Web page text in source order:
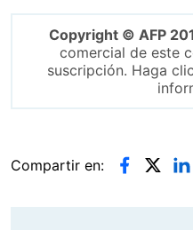
Copyright © AFP
comercial de este
suscripción. Haga clic
Compartir en: